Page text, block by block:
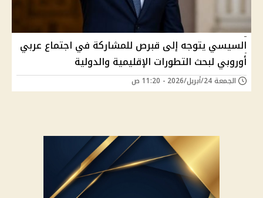
السيسي يتوجه إلى قبرص للمشاركة في اجتماع عربي
أوروبي لبحث التطورات الإقليمية والدولية
الجمعة 24/أبريل/2026 - 11:20 ص